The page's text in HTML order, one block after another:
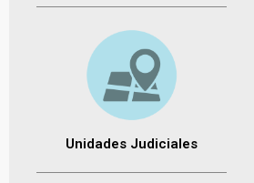
Unidades Judiciales